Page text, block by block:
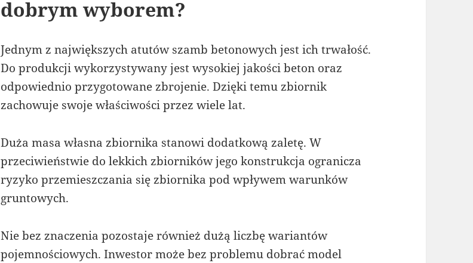
dobrym wyborem?
Jednym z największych atutów szamb betonowych jest ich trwałość.
Do produkcji wykorzystywany jest wysokiej jakości beton oraz
odpowiednio przygotowane zbrojenie. Dzięki temu zbiornik
zachowuje swoje właściwości przez wiele lat.
Duża masa własna zbiornika stanowi dodatkową zaletę. W
przeciwieństwie do lekkich zbiorników jego konstrukcja ogranicza
ryzyko przemieszczania się zbiornika pod wpływem warunków
gruntowych.
Nie bez znaczenia pozostaje również dużą liczbę wariantów
pojemnościowych. Inwestor może bez problemu dobrać model